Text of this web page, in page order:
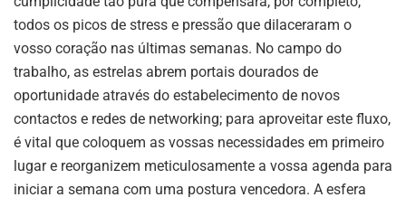
todos os picos de stress e pressão que dilaceraram o
vosso coração nas últimas semanas. No campo do
trabalho, as estrelas abrem portais dourados de
oportunidade através do estabelecimento de novos
contactos e redes de networking; para aproveitar este fluxo,
é vital que coloquem as vossas necessidades em primeiro
lugar e reorganizem meticulosamente a vossa agenda para
iniciar a semana com uma postura vencedora. A esfera